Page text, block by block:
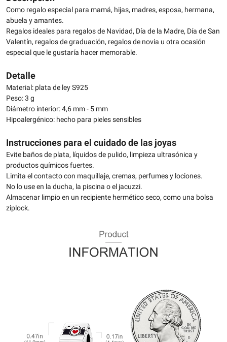
Como regalo especial para mamá, hijas, madres, esposa, hermana,
abuela y amantes.
Regalos ideales para regalos de Navidad, Día de la Madre, Día de San
Valentín, regalos de graduación, regalos de novia u otra ocasión
especial que le gustaría hacer memorable.
Detalle
Material: plata de ley S925
Peso: 3 g
Diámetro interior: 4,6 mm - 5 mm
Hipoalergénico: hecho para pieles sensibles
Instrucciones para el cuidado de las joyas
Evite baños de plata, líquidos de pulido, limpieza ultrasónica y
productos químicos fuertes.
Limita el contacto con maquillaje, cremas, perfumes y lociones.
No lo use en la ducha, la piscina o el jacuzzi.
Almacenar limpio en un recipiente hermético seco, como una bolsa
ziplock.